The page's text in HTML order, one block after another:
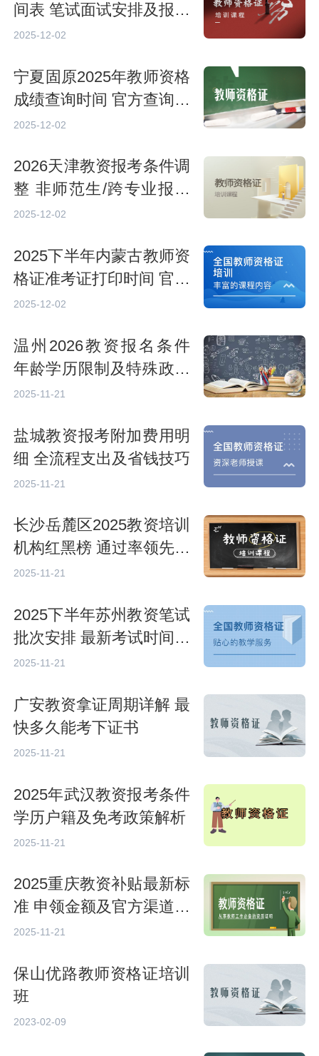
间表 笔试面试安排及报名
须知
2025-12-02
宁夏固原2025年教师资格
成绩查询时间 官方查询入
口及流程
2025-12-02
2026天津教资报考条件调
整 非师范生/跨专业报考
限制说明
2025-12-02
2025下半年内蒙古教师资
格证准考证打印时间 官网
操作步骤
2025-12-02
温州2026教资报名条件
年龄学历限制及特殊政策
解读
2025-11-21
盐城教资报考附加费用明
细 全流程支出及省钱技巧
2025-11-21
长沙岳麓区2025教资培训
机构红黑榜 通过率领先机
构盘点
2025-11-21
2025下半年苏州教资笔试
批次安排 最新考试时间及
要求
2025-11-21
广安教资拿证周期详解 最
快多久能考下证书
2025-11-21
2025年武汉教资报考条件
学历户籍及免考政策解析
2025-11-21
2025重庆教资补贴最新标
准 申领金额及官方渠道指
南
2025-11-21
保山优路教师资格证培训
班
2023-02-09